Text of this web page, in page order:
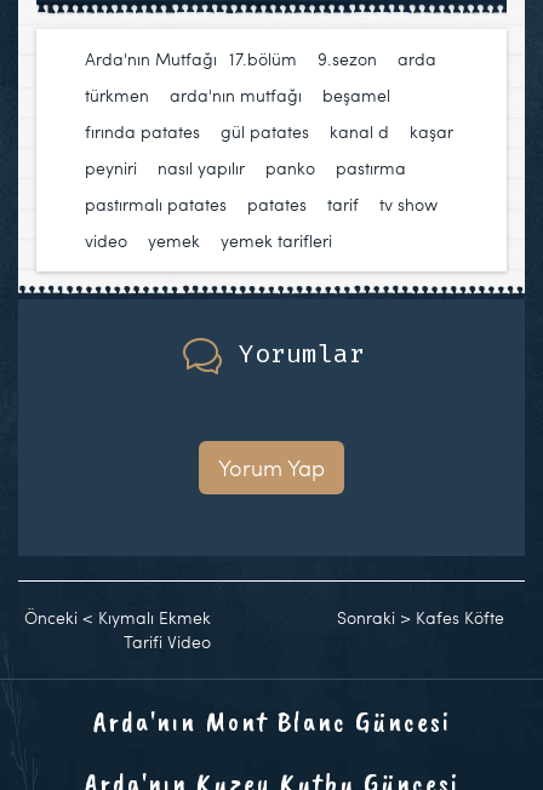
Arda'nın Mutfağı 17.bölüm 9.sezon
arda
türkmen
arda'nın mutfağı beşamel
fırında patates
gül patates kanal d
kaşar
peyniri
nasıl yapılır panko pastırma
pastırmalı patates
patates tarif tv show
video
yemek yemek tarifleri
Yorumlar
Yorum Yap
Önceki < Kıymalı Ekmek
Tarifi Video
Sonraki > Kafes Köfte
Arda'nın Mont Blanc Güncesi
Arda'nın Kuzey Kutbu Güncesi